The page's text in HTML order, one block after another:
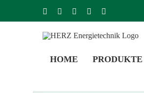
Inhalt
FacebookYouTubeInstagramLinkedIn
HOME PRODUKTE